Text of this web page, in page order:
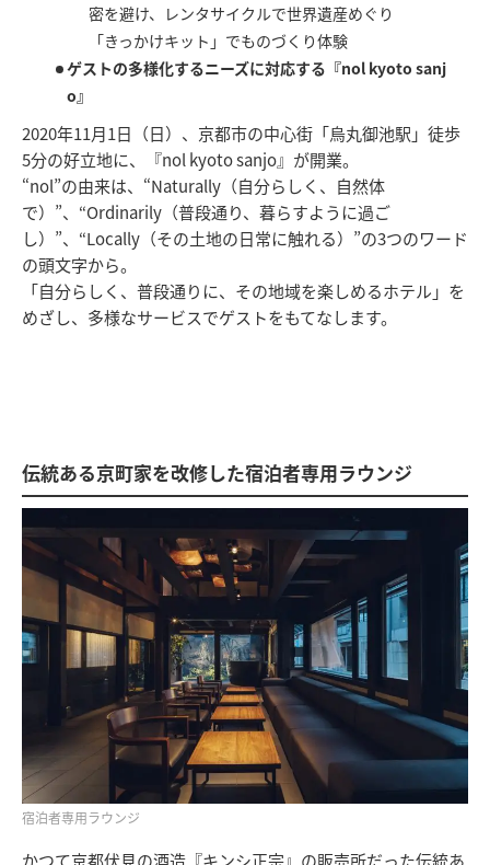
密を避け、レンタサイクルで世界遺産めぐり
「きっかけキット」でものづくり体験
ゲストの多様化するニーズに対応する『nol kyoto sanj
o』
2020年11月1日（日）、京都市の中心街「烏丸御池駅」徒歩
5分の好立地に、『nol kyoto sanjo』が開業。
“nol”の由来は、“Naturally（自分らしく、自然体
で）”、“Ordinarily（普段通り、暮らすように過ご
し）”、“Locally（その土地の日常に触れる）”の3つのワード
の頭文字から。
「自分らしく、普段通りに、その地域を楽しめるホテル」を
めざし、多様なサービスでゲストをもてなします。
伝統ある京町家を改修した宿泊者専用ラウンジ
宿泊者専用ラウンジ
かつて京都伏見の酒造『キンシ正宗』の販売所だった伝統あ